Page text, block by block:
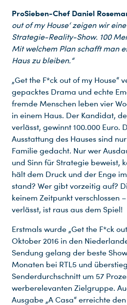
ProSieben-Chef Daniel
out of my House‘ zeigen wir
Strategie-Reality-Show. 100
Mit welchem Plan schafft man
Haus zu bleiben.“
„Get the F*ck out of my House“
gepacktes Drama und echte
fremde Menschen leben vier
in einem Haus. Der Kandidat,
verlässt, gewinnt 100.000 Euro.
Ausstattung des Hauses sind
Familie gedacht. Nur wer
und Sinn für Strategie beweist,
hält dem Druck und der Enge
stand? Wer gibt vorzeitig auf?
keinem Zeitpunkt verschlossen
verlässt, ist raus aus dem Spiel!
Erstmals wurde „Get the F*ck
Oktober 2016 in den
Sendung gelang der beste
Monaten bei RTL5 und
Senderdurchschnitt um 57
werberelevanten Zielgruppe.
Ausgabe „A Casa“ erreichte